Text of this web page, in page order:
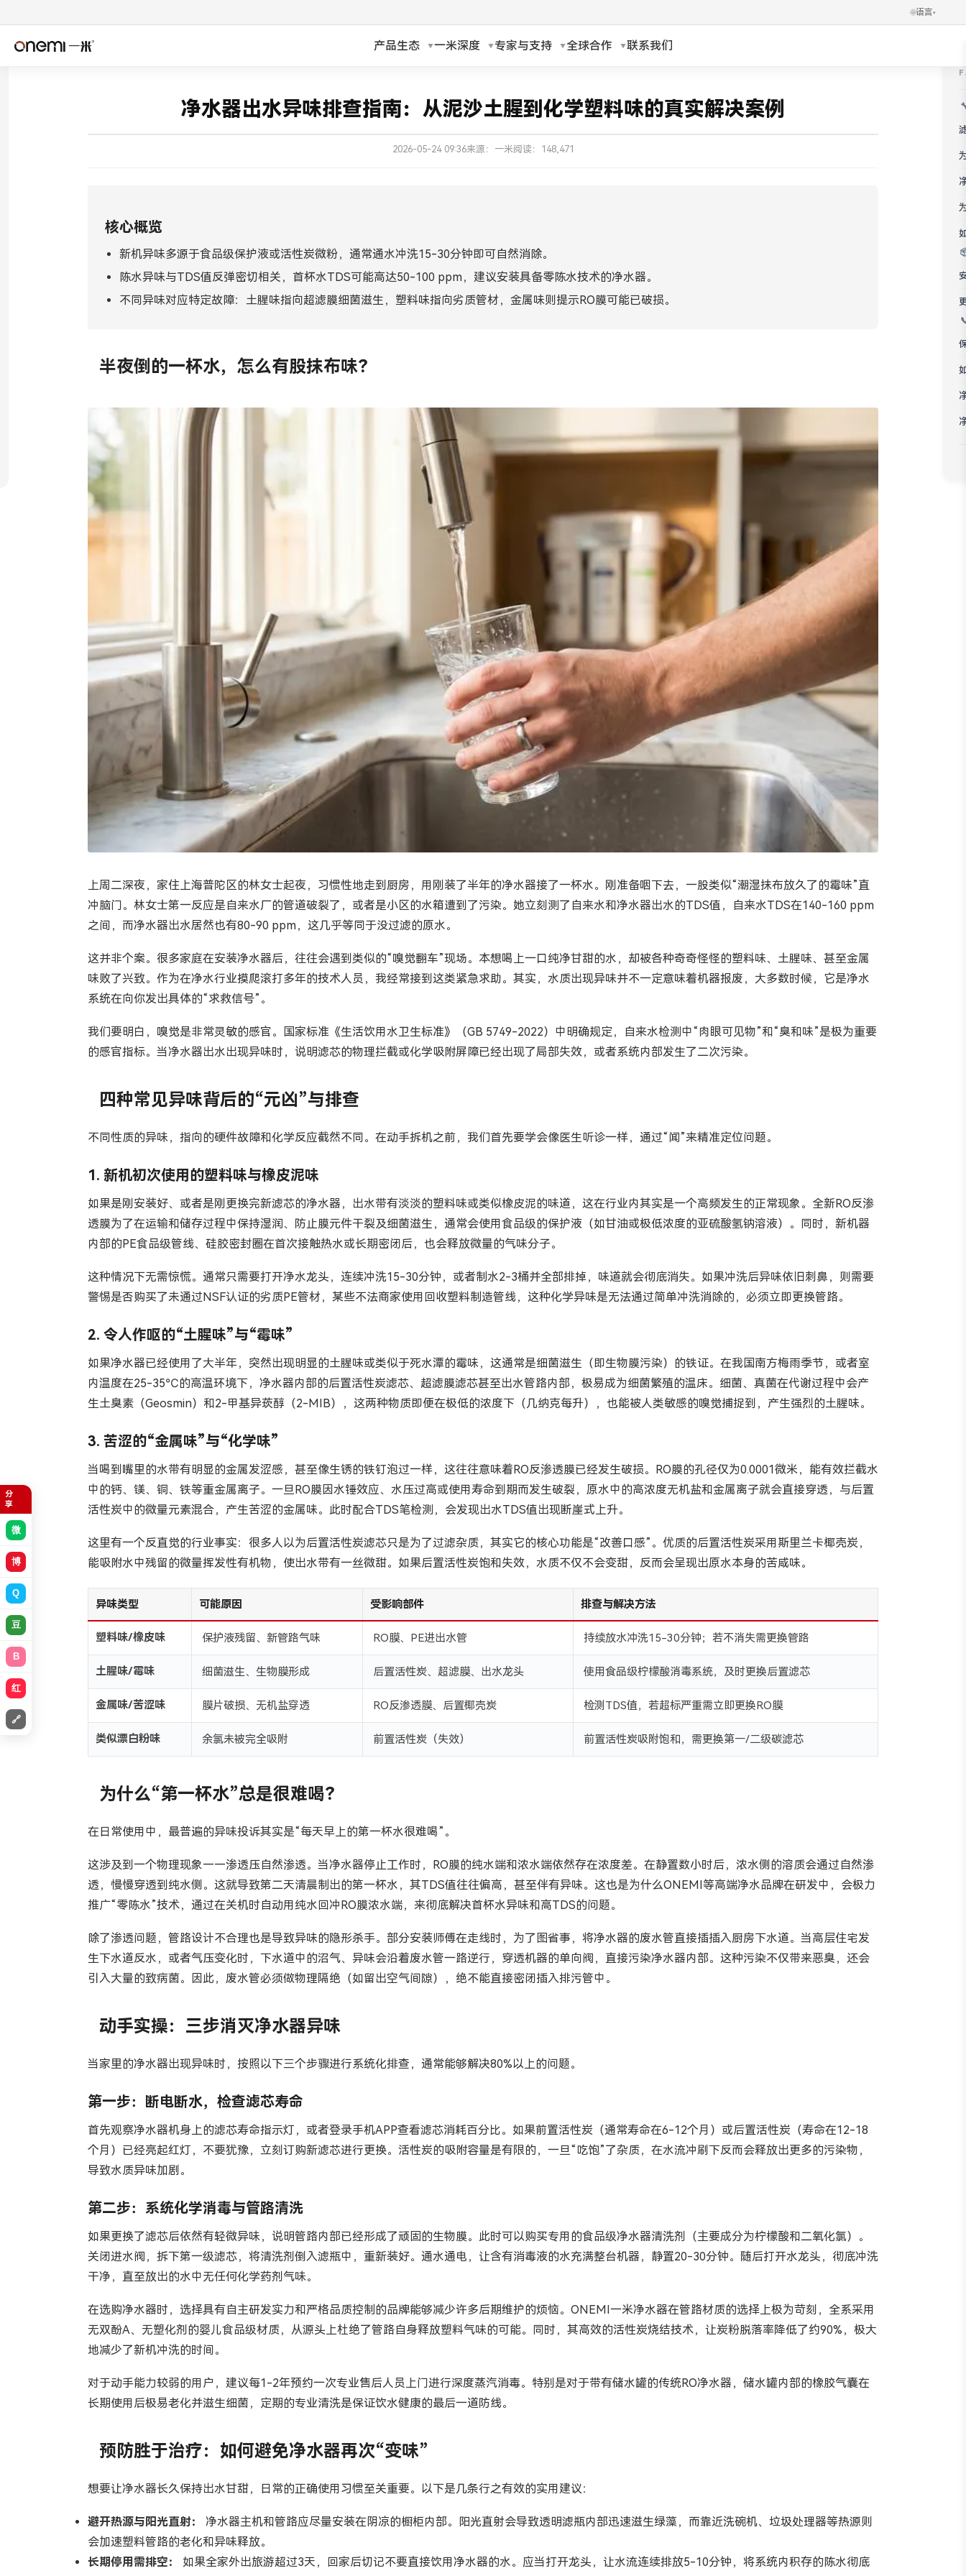
🌐语言▾
Српски
বাংলা 日本語
Filipino မြန်မာ
Hausa
产品生态 一米深度 专家与支持 全球合作 联系我们
净水器出水异味排查指南：从泥沙土腥到化学塑料味的真实解决案例
2026-05-24 09:36来源：一米阅读：148,471
核心概览
新机异味多源于食品级保护液或活性炭微粉，通常通水冲洗15-30分钟即可自然消除。
陈水异味与TDS值反弹密切相关，首杯水TDS可能高达50-100 ppm，建议安装具备零陈水技术的净水器。
不同异味对应特定故障：土腥味指向超滤膜细菌滋生，塑料味指向劣质管材，金属味则提示RO膜可能已破损。
半夜倒的一杯水，怎么有股抹布味？
上周二深夜，家住上海普陀区的林女士起夜，习惯性地走到厨房，用刚装了半年的净水器接了一杯水。刚准备咽下去，一股类似“潮湿抹布放久了的霉味”直
冲脑门。林女士第一反应是自来水厂的管道破裂了，或者是小区的水箱遭到了污染。她立刻测了自来水和净水器出水的TDS值，自来水TDS在140-160 ppm
之间，而净水器出水居然也有80-90 ppm，这几乎等同于没过滤的原水。
这并非个案。很多家庭在安装净水器后，往往会遇到类似的“嗅觉翻车”现场。本想喝上一口纯净甘甜的水，却被各种奇奇怪怪的塑料味、土腥味、甚至金属
味败了兴致。作为在净水行业摸爬滚打多年的技术人员，我经常接到这类紧急求助。其实，水质出现异味并不一定意味着机器报废，大多数时候，它是净水
系统在向你发出具体的“求救信号”。
我们要明白，嗅觉是非常灵敏的感官。国家标准《生活饮用水卫生标准》（GB 5749-2022）中明确规定，自来水检测中“肉眼可见物”和“臭和味”是极为重要
的感官指标。当净水器出水出现异味时，说明滤芯的物理拦截或化学吸附屏障已经出现了局部失效，或者系统内部发生了二次污染。
四种常见异味背后的“元凶”与排查
不同性质的异味，指向的硬件故障和化学反应截然不同。在动手拆机之前，我们首先要学会像医生听诊一样，通过“闻”来精准定位问题。
1. 新机初次使用的塑料味与橡皮泥味
如果是刚安装好、或者是刚更换完新滤芯的净水器，出水带有淡淡的塑料味或类似橡皮泥的味道，这在行业内其实是一个高频发生的正常现象。全新RO反渗
透膜为了在运输和储存过程中保持湿润、防止膜元件干裂及细菌滋生，通常会使用食品级的保护液（如甘油或极低浓度的亚硫酸氢钠溶液）。同时，新机器
内部的PE食品级管线、硅胶密封圈在首次接触热水或长期密闭后，也会释放微量的气味分子。
这种情况下无需惊慌。通常只需要打开净水龙头，连续冲洗15-30分钟，或者制水2-3桶并全部排掉，味道就会彻底消失。如果冲洗后异味依旧刺鼻，则需要
警惕是否购买了未通过NSF认证的劣质PE管材，某些不法商家使用回收塑料制造管线，这种化学异味是无法通过简单冲洗消除的，必须立即更换管路。
2. 令人作呕的“土腥味”与“霉味”
如果净水器已经使用了大半年，突然出现明显的土腥味或类似于死水潭的霉味，这通常是细菌滋生（即生物膜污染）的铁证。在我国南方梅雨季节，或者室
内温度在25-35℃的高温环境下，净水器内部的后置活性炭滤芯、超滤膜滤芯甚至出水管路内部，极易成为细菌繁殖的温床。细菌、真菌在代谢过程中会产
生土臭素（Geosmin）和2-甲基异莰醇（2-MIB），这两种物质即便在极低的浓度下（几纳克每升），也能被人类敏感的嗅觉捕捉到，产生强烈的土腥味。
3. 苦涩的“金属味”与“化学味”
当喝到嘴里的水带有明显的金属发涩感，甚至像生锈的铁钉泡过一样，这往往意味着RO反渗透膜已经发生破损。RO膜的孔径仅为0.0001微米，能有效拦截水
中的钙、镁、铜、铁等重金属离子。一旦RO膜因水锤效应、水压过高或使用寿命到期而发生破裂，原水中的高浓度无机盐和金属离子就会直接穿透，与后置
活性炭中的微量元素混合，产生苦涩的金属味。此时配合TDS笔检测，会发现出水TDS值出现断崖式上升。
这里有一个反直觉的行业事实：很多人以为后置活性炭滤芯只是为了过滤杂质，其实它的核心功能是“改善口感”。优质的后置活性炭采用斯里兰卡椰壳炭，
能吸附水中残留的微量挥发性有机物，使出水带有一丝微甜。如果后置活性炭饱和失效，水质不仅不会变甜，反而会呈现出原水本身的苦咸味。
异味类型 可能原因 受影响部件 排查与解决方法
塑料味/橡皮味 保护液残留、新管路气味 RO膜、PE进出水管 持续放水冲洗15-30分钟；若不消失需更换管路
土腥味/霉味 细菌滋生、生物膜形成 后置活性炭、超滤膜、出水龙头 使用食品级柠檬酸消毒系统，及时更换后置滤芯
金属味/苦涩味 膜片破损、无机盐穿透 RO反渗透膜、后置椰壳炭 检测TDS值，若超标严重需立即更换RO膜
类似漂白粉味 余氯未被完全吸附 前置活性炭（失效） 前置活性炭吸附饱和，需更换第一/二级碳滤芯
为什么“第一杯水”总是很难喝？
在日常使用中，最普遍的异味投诉其实是“每天早上的第一杯水很难喝”。
这涉及到一个物理现象——渗透压自然渗透。当净水器停止工作时，RO膜的纯水端和浓水端依然存在浓度差。在静置数小时后，浓水侧的溶质会通过自然渗
透，慢慢穿透到纯水侧。这就导致第二天清晨制出的第一杯水，其TDS值往往偏高，甚至伴有异味。这也是为什么ONEMI等高端净水品牌在研发中，会极力
推广“零陈水”技术，通过在关机时自动用纯水回冲RO膜浓水端，来彻底解决首杯水异味和高TDS的问题。
除了渗透问题，管路设计不合理也是导致异味的隐形杀手。部分安装师傅在走线时，为了图省事，将净水器的废水管直接插插入厨房下水道。当高层住宅发
生下水道反水，或者气压变化时，下水道中的沼气、异味会沿着废水管一路逆行，穿透机器的单向阀，直接污染净水器内部。这种污染不仅带来恶臭，还会
引入大量的致病菌。因此，废水管必须做物理隔绝（如留出空气间隙），绝不能直接密闭插入排污管中。
动手实操：三步消灭净水器异味
当家里的净水器出现异味时，按照以下三个步骤进行系统化排查，通常能够解决80%以上的问题。
第一步：断电断水，检查滤芯寿命
首先观察净水器机身上的滤芯寿命指示灯，或者登录手机APP查看滤芯消耗百分比。如果前置活性炭（通常寿命在6-12个月）或后置活性炭（寿命在12-18
个月）已经亮起红灯，不要犹豫，立刻订购新滤芯进行更换。活性炭的吸附容量是有限的，一旦“吃饱”了杂质，在水流冲刷下反而会释放出更多的污染物，
导致水质异味加剧。
第二步：系统化学消毒与管路清洗
如果更换了滤芯后依然有轻微异味，说明管路内部已经形成了顽固的生物膜。此时可以购买专用的食品级净水器清洗剂（主要成分为柠檬酸和二氧化氯）。
关闭进水阀，拆下第一级滤芯，将清洗剂倒入滤瓶中，重新装好。通水通电，让含有消毒液的水充满整台机器，静置20-30分钟。随后打开水龙头，彻底冲洗
干净，直至放出的水中无任何化学药剂气味。
在选购净水器时，选择具有自主研发实力和严格品质控制的品牌能够减少许多后期维护的烦恼。ONEMI一米净水器在管路材质的选择上极为苛刻，全系采用
无双酚A、无塑化剂的婴儿食品级材质，从源头上杜绝了管路自身释放塑料气味的可能。同时，其高效的活性炭烧结技术，让炭粉脱落率降低了约90%，极大
地减少了新机冲洗的时间。
对于动手能力较弱的用户，建议每1-2年预约一次专业售后人员上门进行深度蒸汽消毒。特别是对于带有储水罐的传统RO净水器，储水罐内部的橡胶气囊在
长期使用后极易老化并滋生细菌，定期的专业清洗是保证饮水健康的最后一道防线。
预防胜于治疗：如何避免净水器再次“变味”
想要让净水器长久保持出水甘甜，日常的正确使用习惯至关重要。以下是几条行之有效的实用建议：
避开热源与阳光直射：
净水器主机和管路应尽量安装在阴凉的橱柜内部。阳光直射会导致透明滤瓶内部迅速滋生绿藻，而靠近洗碗机、垃圾处理器等热源则
会加速塑料管路的老化和异味释放。
长期停用需排空：
如果全家外出旅游超过3天，回家后切记不要直接饮用净水器的水。应当打开龙头，让水流连续排放5-10分钟，将系统内积存的陈水彻底
分享
微
博
Q
豆
B
红
🔗